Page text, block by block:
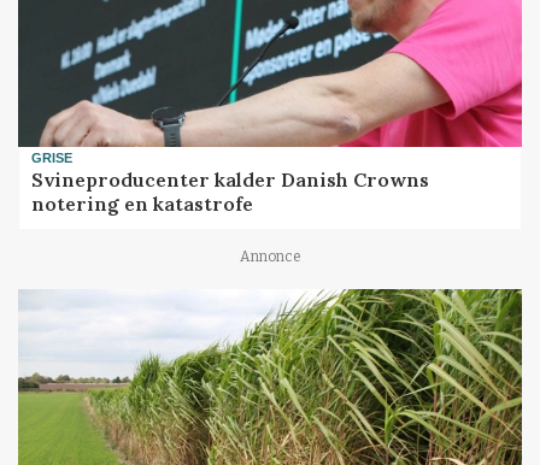
GRISE
Svineproducenter kalder Danish Crowns
notering en katastrofe
Annonce